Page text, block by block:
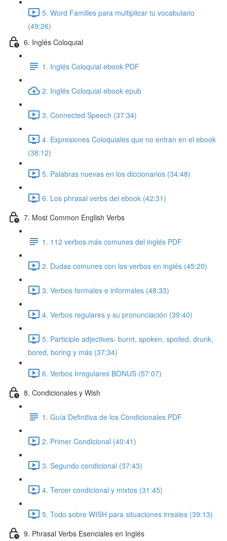
5. Word Families para multiplicar tu vocabulario
(49:26)
6. Inglés Coloquial
1. Inglés Coloquial ebook PDF
2. Inglés Coloquial ebook epub
3. Connected Speech (37:34)
4. Expresiones Coloquiales que no entran en el ebook
(38:12)
5. Palabras nuevas en los diccionarios (34:48)
6. Los phrasal verbs del ebook (42:31)
7. Most Common English Verbs
1. 112 verbos más comunes del inglés PDF
2. Dudas comunes con los verbos en inglés (45:20)
3. Verbos formales e informales (48:33)
4. Verbos regulares y su pronunciación (39:40)
5. Participle adjectives- burnt, spoken, spoiled, drunk,
bored, boring y más (37:34)
6. Verbos Irregulares BONUS (57:07)
8. Condicionales y Wish
1. Guía Definitiva de los Condicionales PDF
2. Primer Condicional (40:41)
3. Segundo condicional (37:43)
4. Tercer condicional y mixtos (31:45)
5. Todo sobre WISH para situaciones irreales (39:13)
9. Phrasal Verbs Esenciales en Inglés